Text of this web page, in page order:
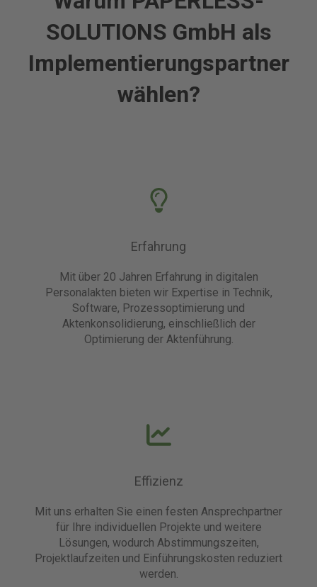
SOLUTIONS GmbH als
Implementierungspartner
wählen?
Erfahrung
Mit über 20 Jahren Erfahrung in digitalen
Personalakten bieten wir Expertise in Technik,
Software, Prozessoptimierung und
Aktenkonsolidierung, einschließlich der
Optimierung der Aktenführung.
Effizienz
Mit uns erhalten Sie einen festen Ansprechpartner
für Ihre individuellen Projekte und weitere
Lösungen, wodurch Abstimmungszeiten,
Projektlaufzeiten und Einführungskosten reduziert
werden.